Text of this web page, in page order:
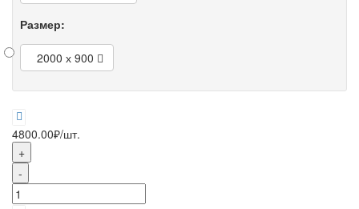
Размер:
2000 х 900
4800.00₽/шт.
+
-